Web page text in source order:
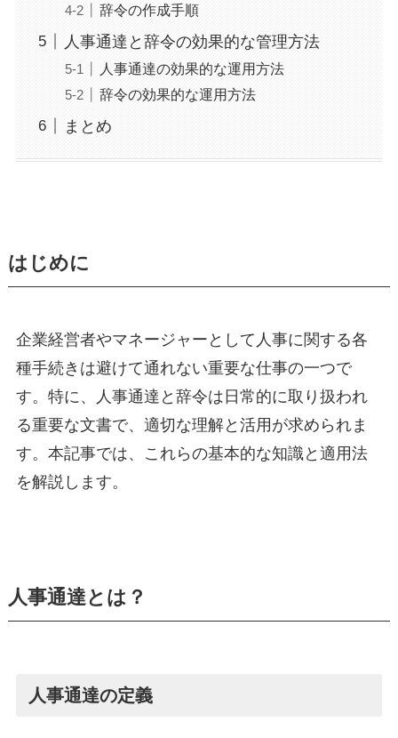
辞令の作成手順
人事通達と辞令の効果的な管理方法
人事通達の効果的な運用方法
辞令の効果的な運用方法
まとめ
はじめに
企業経営者やマネージャーとして人事に関する各
種手続きは避けて通れない重要な仕事の一つで
す。特に、人事通達と辞令は日常的に取り扱われ
る重要な文書で、適切な理解と活用が求められま
す。本記事では、これらの基本的な知識と適用法
を解説します。
人事通達とは？
人事通達の定義